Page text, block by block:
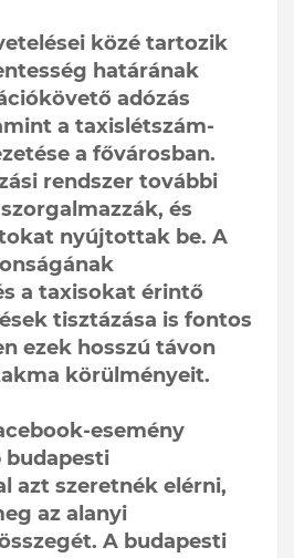
közé tartozik
határának
adózás
a taxislétszám-
a fővárosban.
rendszer további
és
nyújtottak be. A
a taxisokat érintő
tisztázása is fontos
ezek hosszú távon
körülményeit.
esemény
budapesti
azt szeretnék elérni,
az alanyi
A budapesti